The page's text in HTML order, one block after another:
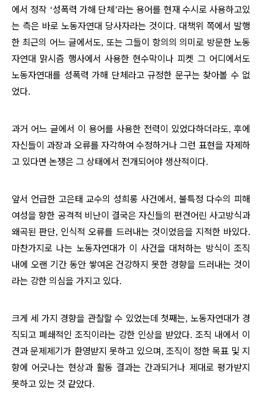
에서 정작 ‘성폭력 가해 단체 ’라는 용어를 현재 수시로 사용하고있
는 측은 바로 노동자연대 당사자라는 것이다. 대책위 쪽에서 발행
한 최근의 어느 글에서도, 또는 그들이 항의의 의미로 방문한 노동
자연대 맑시즘 행사에서 사용한 현수막이나 피켓 그 어디에서도
노동자연대를 성폭력 가해 단체라고 규정한 문구는 찾아볼 수 없
었다.
과거 어느 글에서 이 용어를 사용한 전력이 있었다하더라도, 후에
자신들이 과장과 오류를 자각하여 수정하거나 그런 표현을 자제하
고 있다면 논쟁은 그 상태에서 전개되어야 생산적이다.
앞서 언급한 고은태 교수의 성희롱 사건에서 , 불특정 다수의 피해
여성을 향한 공격적 비난이 결국은 자신들의 편견어린 사고방식과
왜곡된 판단, 인식적 오류를 드러내는 것이었음을 지적한 바있다.
마찬가지로 나는 노동자연대가 이 사건을 대처하는 방식이 조직
내에 오랜 기간 동안 쌓여온 건강하지 못한 경향을 드러내는 것이
라는 강한 의심을 가지고 있다.
크게 세 가지 경향을 관찰할 수 있었는데 첫째는, 노동자연대가 경
직되고 폐쇄적인 조직이라는 강한 인상을 받았다. 조직 내에서 이
견과 문제제기가 환영받지 못하고 있으며 ,조직이 정한 목표 및 지
향에 어긋나는 현상과 활동 결과는 간과되거나 제대로 평가받지
못하고 있는 것 같았다.